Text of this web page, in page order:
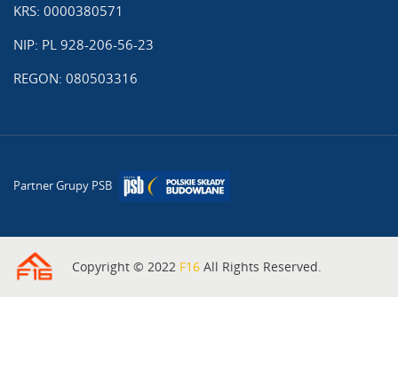
KRS: 0000380571
NIP: PL 928-206-56-23
REGON: 080503316
Partner Grupy PSB
Copyright © 2022 F16 All Rights Reserved.